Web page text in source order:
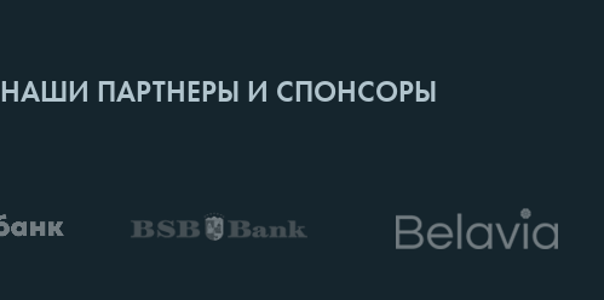
НАШИ ПАРТНЕРЫ И СПОНСОРЫ